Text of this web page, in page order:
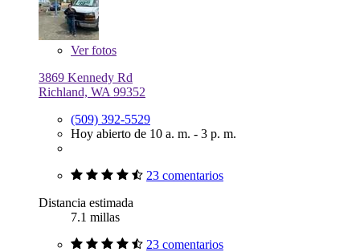
Verfotos
3869 Kennedy Rd
Richland, WA 99352
(509) 392-5529
Hoy abierto de 10 a. m. - 3 p. m.
23 comentarios
Distancia estimada
7.1 millas
23 comentarios